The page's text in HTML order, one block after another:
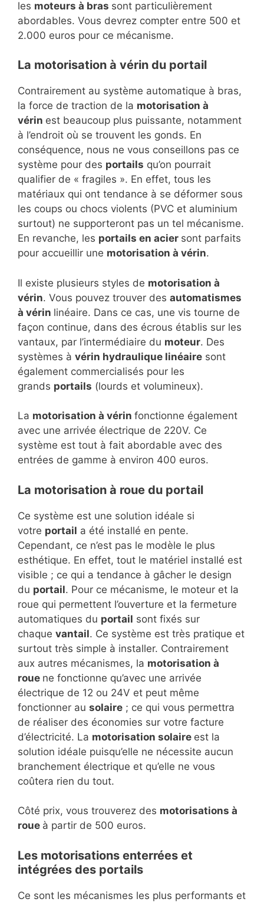
les moteurs à bras sont particulièrement
abordables. Vous devrez compter entre 500 et
2.000 euros pour ce mécanisme.
La motorisation à vérin du portail
Contrairement au système automatique à bras,
la force de traction de la motorisation à
vérin est beaucoup plus puissante, notamment
à l’endroit où se trouvent les gonds. En
conséquence, nous ne vous conseillons pas ce
système pour des portails qu’on pourrait
qualifier de « fragiles ». En effet, tous les
matériaux qui ont tendance à se déformer sous
les coups ou chocs violents (PVC et aluminium
surtout) ne supporteront pas un tel mécanisme.
En revanche, les portails en acier sont parfaits
pour accueillir une motorisation à vérin.
Il existe plusieurs styles de motorisation à
vérin. Vous pouvez trouver des automatismes
à vérin linéaire. Dans ce cas, une vis tourne de
façon continue, dans des écrous établis sur les
vantaux, par l’intermédiaire du moteur. Des
systèmes à vérin hydraulique linéaire sont
également commercialisés pour les
grands portails (lourds et volumineux).
La motorisation à vérin fonctionne également
avec une arrivée électrique de 220V. Ce
système est tout à fait abordable avec des
entrées de gamme à environ 400 euros.
La motorisation à roue du portail
Ce système est une solution idéale si
votre portail a été installé en pente.
Cependant, ce n’est pas le modèle le plus
esthétique. En effet, tout le matériel installé est
visible ; ce qui a tendance à gâcher le design
du portail. Pour ce mécanisme, le moteur et la
roue qui permettent l’ouverture et la fermeture
automatiques du portail sont fixés sur
chaque vantail. Ce système est très pratique et
surtout très simple à installer. Contrairement
aux autres mécanismes, la motorisation à
roue ne fonctionne qu’avec une arrivée
électrique de 12 ou 24V et peut même
fonctionner au solaire ; ce qui vous permettra
de réaliser des économies sur votre facture
d’électricité. La motorisation solaire est la
solution idéale puisqu’elle ne nécessite aucun
branchement électrique et qu’elle ne vous
coûtera rien du tout.
Côté prix, vous trouverez des motorisations à
roue à partir de 500 euros.
Les motorisations enterrées et
intégrées des portails
Ce sont les mécanismes les plus performants et